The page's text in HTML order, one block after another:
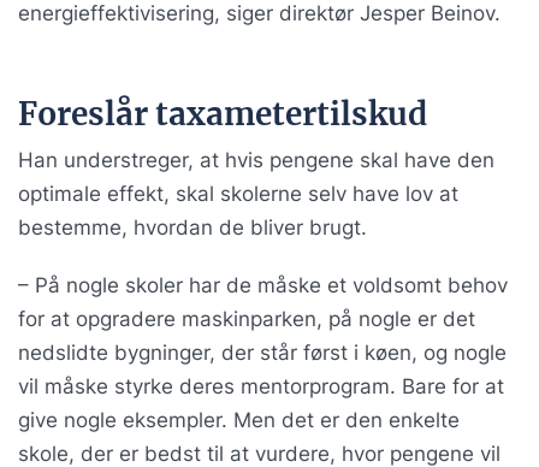
energieffektivisering, siger direktør Jesper Beinov.
Foreslår taxametertilskud
Han understreger, at hvis pengene skal have den
optimale effekt, skal skolerne selv have lov at
bestemme, hvordan de bliver brugt.
– På nogle skoler har de måske et voldsomt behov
for at opgradere maskinparken, på nogle er det
nedslidte bygninger, der står først i køen, og nogle
vil måske styrke deres mentorprogram. Bare for at
give nogle eksempler. Men det er den enkelte
skole, der er bedst til at vurdere, hvor pengene vil